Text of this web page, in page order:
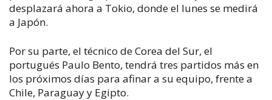
desplazará ahora a Tokio, donde el lunes se medirá
a Japón.
Por su parte, el técnico de Corea del Sur, el
portugués Paulo Bento, tendrá tres partidos más en
los próximos días para afinar a su equipo, frente a
Chile, Paraguay y Egipto.